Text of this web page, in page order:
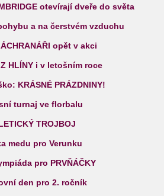
otevírají dveře do světa
a na čerstvém vzduchu
opět v akci
Z HLÍNY i v letošním roce
KRÁSNÉ PRÁZDNINY!
turnaj ve florbalu
TROJBOJ
medu pro Verunku
pro PRVŇÁČKY
den pro 2. ročník